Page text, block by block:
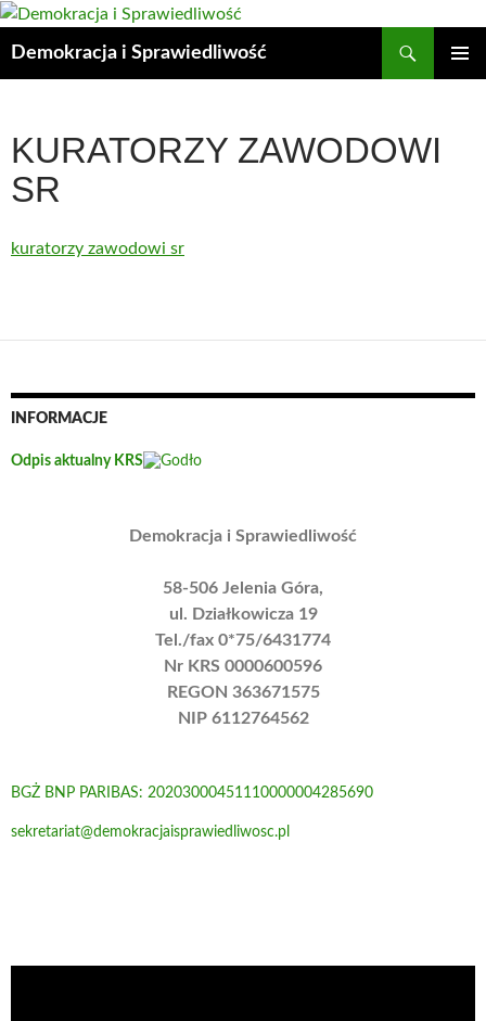
Przejdź
treści
Demokracja i Sprawiedliwość
KURATORZY ZAWODOWI
SR
kuratorzy zawodowi sr
INFORMACJE
Odpis aktualny KRS
Demokracja i Sprawiedliwość
58-506 Jelenia Góra,
ul. Działkowicza 19
Tel./fax 0*75/6431774
Nr KRS 0000600596
REGON 363671575
NIP 6112764562
BGŻ BNP PARIBAS: 20203000451110000004285690
sekretariat@demokracjaisprawiedliwosc.pl